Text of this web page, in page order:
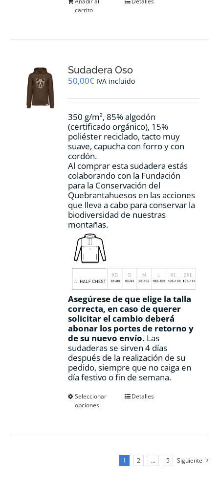
carrito
Sudadera Oso
50,00€ IVA incluido
350 g/m², 85% algodón
(certificado orgánico), 15%
poliéster reciclado, tacto muy
suave, capucha con forro y con
cordón.
Al comprar esta sudadera estás
colaborando con la Fundación
para la Conservación del
Quebrantahuesos en las acciones
que lleva a cabo para conservar la
biodiversidad de nuestras
montañas.
Asegúrese de que elige la talla
correcta, en caso de querer
solicitar el cambio deberá
abonar los portes de retorno y
de su nuevo envío. Las
sudaderas se sirven 4 días
después de la realización de su
pedido, siempre que no caiga en
día festivo o fin de semana.
Seleccionar
opciones
Este
opciones
se
Detalles
1 2 … 5 Siguiente